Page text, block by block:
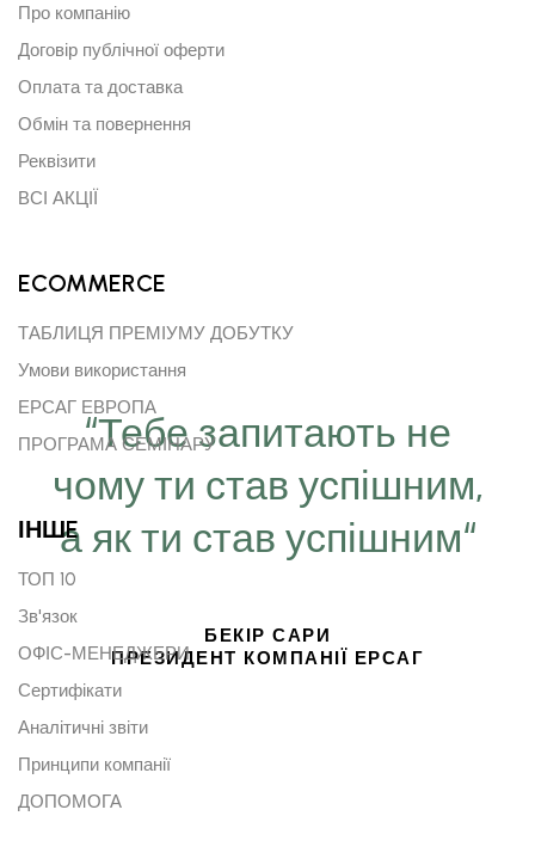
“Тебе запитають не
чому ти став успішним,
а як ти став успішним“
БЕКІР САРИ
ПРЕЗИДЕНТ КОМПАНІЇ ЕРСАГ
Про компанію
Договір публічної оферти
Оплата та доставка
Обмін та повернення
Реквізити
ВСІ АКЦІЇ
ECOMMERCE
ТАБЛИЦЯ ПРЕМІУМУ ДОБУТКУ
Умови використання
ЕРСАГ ЕВРОПА
ПРОГРАМА СЕМІНАРУ
ІНШE
ТОП 10
Зв'язок
ОФІС-МЕНЕДЖЕРИ
Сертифікати
Аналітичні звіти
Принципи компанії
ДОПОМОГА